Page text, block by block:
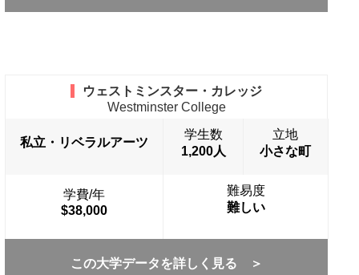
ウェストミンスター・カレッジ
Westminster College
私立・リベラルアーツ
学生数
1,200人
立地
小さな町
学費/年
$38,000
難易度
難しい
この大学データを詳しく見る ＞